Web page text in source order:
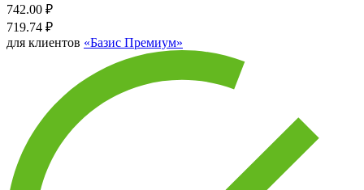
742.00 ₽
719.74 ₽
для клиентов «Базис Премиум»